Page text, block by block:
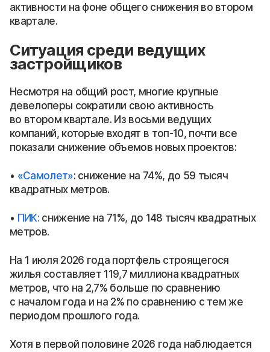
активности на фоне общего снижения во втором
квартале.
Ситуация среди ведущих
застройщиков
Несмотря на общий рост, многие крупные
девелоперы сократили свою активность
во втором квартале. Из восьми ведущих
компаний, которые входят в топ-10, почти все
показали снижение объемов новых проектов:
• «Самолет»: снижение на 74%, до 59 тысяч
квадратных метров.
• ПИК:снижение на 71%, до 148 тысяч квадратных
метров.
На 1 июля 2026 года портфель строящегося
жилья составляет 119,7 миллиона квадратных
метров, что на 2,7% больше по сравнению
с началом года и на 2% по сравнению с тем же
периодом прошлого года.
Хотя в первой половине 2026 года наблюдается